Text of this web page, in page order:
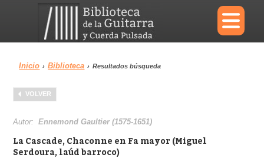
×
Menu
Biblioteca
Inicio › Biblioteca › Resultados búsqueda
VOLVER
Autor:Ennemond Gaultier (1575-1651)
La Cascade, Chaconne en Fa mayor (Miguel
Serdoura, laúd barroco)